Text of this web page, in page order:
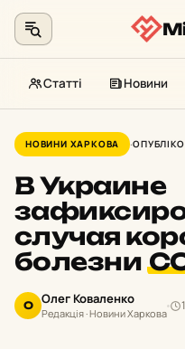
до
контенту
Статті Новини
НОВИНИ ХАРКОВА
В Украине
случая
болезни
О Олег Коваленко
Редакція · Новини Харкова